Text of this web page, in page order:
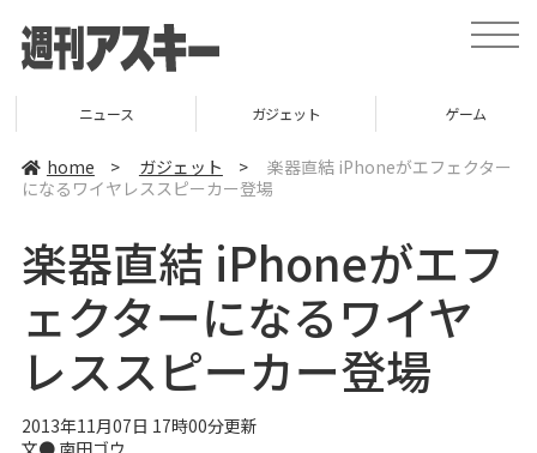
t
o
v
t
i
ニュース ガジェット ゲーム
home > ガジェット >
楽器直結 iPhoneがエフェクター
になるワイヤレススピーカー登場
楽器直結 iPhoneがエフ
ェクターになるワイヤ
レススピーカー登場
2013年11月07日 17時00分更新
文● 南田ゴウ